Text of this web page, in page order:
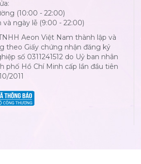
(10:00 - 22:00)
và ngày lễ (9:00 - 22:00)
Aeon Việt Nam thành lập và
theo Giấy chứng nhận đăng ký
số 0311241512 do Uỷ ban nhân
phố Hồ Chí Minh cấp lần đầu tiên
2011